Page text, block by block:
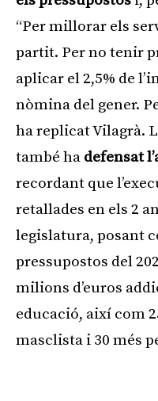
“Per millorar els
partit. Per no tenir
aplicar el 2,5% de
nòmina del gener.
ha replicat Vilagrà.
també ha defensat
recordant que
retallades en els 2
legislatura, posant
pressupostos del
milions d’euros
educació, així com
masclista i 30 més